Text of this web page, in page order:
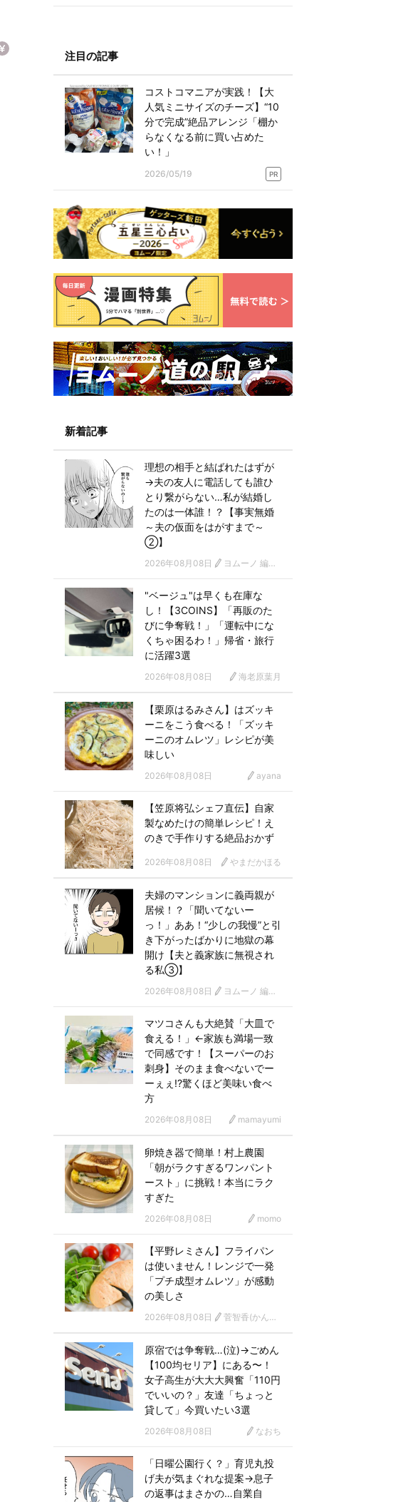
注目の記事
コストコマニアが実践！【大
人気ミニサイズのチーズ】“10
分で完成”絶品アレンジ「棚か
らなくなる前に買い占めた
い！」
2026/05/19 PR
新着記事
理想の相手と結ばれたはずが
→夫の友人に電話しても誰ひ
とり繋がらない…私が結婚し
たのは一体誰！？【事実無婚
～夫の仮面をはがすまで～
②】
2026年08月08日 ヨムーノ 編集部 漫画チーム
"ベージュ"は早くも在庫な
し！【3COINS】「再販のた
びに争奪戦！」「運転中にな
くちゃ困るわ！」帰省・旅行
に活躍3選
2026年08月08日 海老原葉月
【栗原はるみさん】はズッキ
ーニをこう食べる！「ズッキ
ーニのオムレツ」レシピが美
味しい
2026年08月08日 ayana
【笠原将弘シェフ直伝】自家
製なめたけの簡単レシピ！え
のきで手作りする絶品おかず
2026年08月08日 やまだかほる
夫婦のマンションに義両親が
居候！？「聞いてないー
っ！」ああ！“少しの我慢”と引
き下がったばかりに地獄の幕
開け【夫と義家族に無視され
る私③】
2026年08月08日 ヨムーノ 編集部 漫画チーム
マツコさんも大絶賛「大皿で
食える！」←家族も満場一致
で同感です！【スーパーのお
刺身】そのまま食べないでー
ーぇぇ!?驚くほど美味い食べ
方
2026年08月08日 mamayumi
卵焼き器で簡単！村上農園
「朝がラクすぎるワンパント
ースト」に挑戦！本当にラク
すぎた
2026年08月08日 momo
【平野レミさん】フライパン
は使いません！レンジで一発
「プチ成型オムレツ」が感動
の美しさ
2026年08月08日 菅智香(かんともか)
原宿では争奪戦…(泣)→ごめん
【100均セリア】にある〜！
女子高生が大大大興奮「110円
でいいの？」友達「ちょっと
貸して」今買いたい3選
2026年08月08日 なおち
「日曜公園行く？」育児丸投
げ夫が気まぐれな提案→息子
の返事はまさかの…自業自